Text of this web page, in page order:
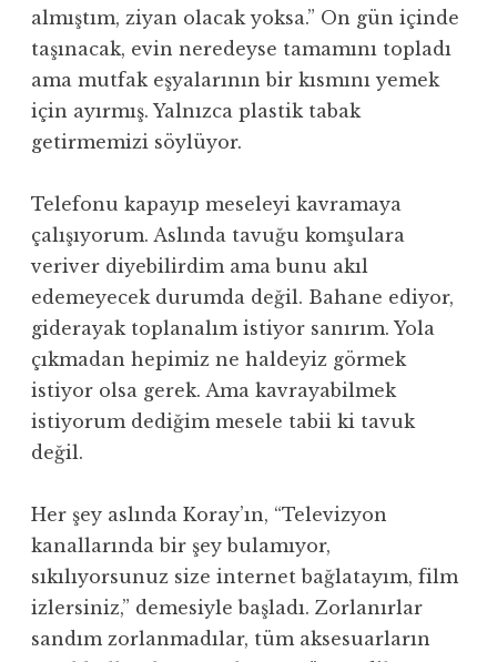
almıştım, ziyan olacak yoksa.” On gün içinde
taşınacak, evin neredeyse tamamını topladı
ama mutfak eşyalarının bir kısmını yemek
için ayırmış. Yalnızca plastik tabak
getirmemizi söylüyor.
Telefonu kapayıp meseleyi kavramaya
çalışıyorum. Aslında tavuğu komşulara
veriver diyebilirdim ama bunu akıl
edemeyecek durumda değil. Bahane ediyor,
giderayak toplanalım istiyor sanırım. Yola
çıkmadan hepimiz ne haldeyiz görmek
istiyor olsa gerek. Ama kavrayabilmek
istiyorum dediğim mesele tabii ki tavuk
değil.
Her şey aslında Koray’ın, “Televizyon
kanallarında bir şey bulamıyor,
sıkılıyorsunuz size internet bağlatayım, film
izlersiniz,” demesiyle başladı. Zorlanırlar
sandım zorlanmadılar, tüm aksesuarların